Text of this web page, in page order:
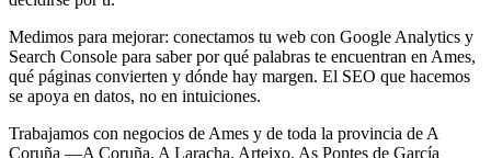
Medimos para mejorar: conectamos tu web con Google Analytics y
Search Console para saber por qué palabras te encuentran en Ames,
qué páginas convierten y dónde hay margen. El SEO que hacemos
se apoya en datos, no en intuiciones.
Trabajamos con negocios de Ames y de toda la provincia de A
Coruña —A Coruña, A Laracha, Arteixo, As Pontes de García